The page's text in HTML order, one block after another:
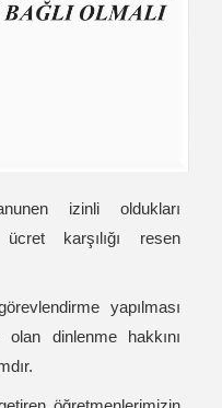
izinli oldukları
karşılığı resen
yapılması
dinlenme hakkını